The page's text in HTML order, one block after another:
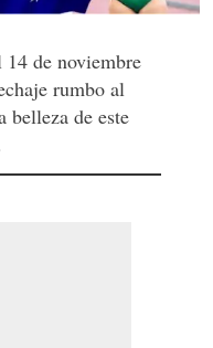
de noviembre
rumbo al
belleza de este